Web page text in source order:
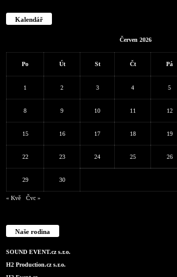
Kalendář
Červen 2026
Po Út St Čt Pá
1 2 3 4 5
8 9 10 11 12
15 16 17 18 19
22 23 24 25 26
29 30
« Kvě Čvc »
Naše rodina
SOUND EVENT.cz s.r.o.
H2 Production.cz s.r.o.